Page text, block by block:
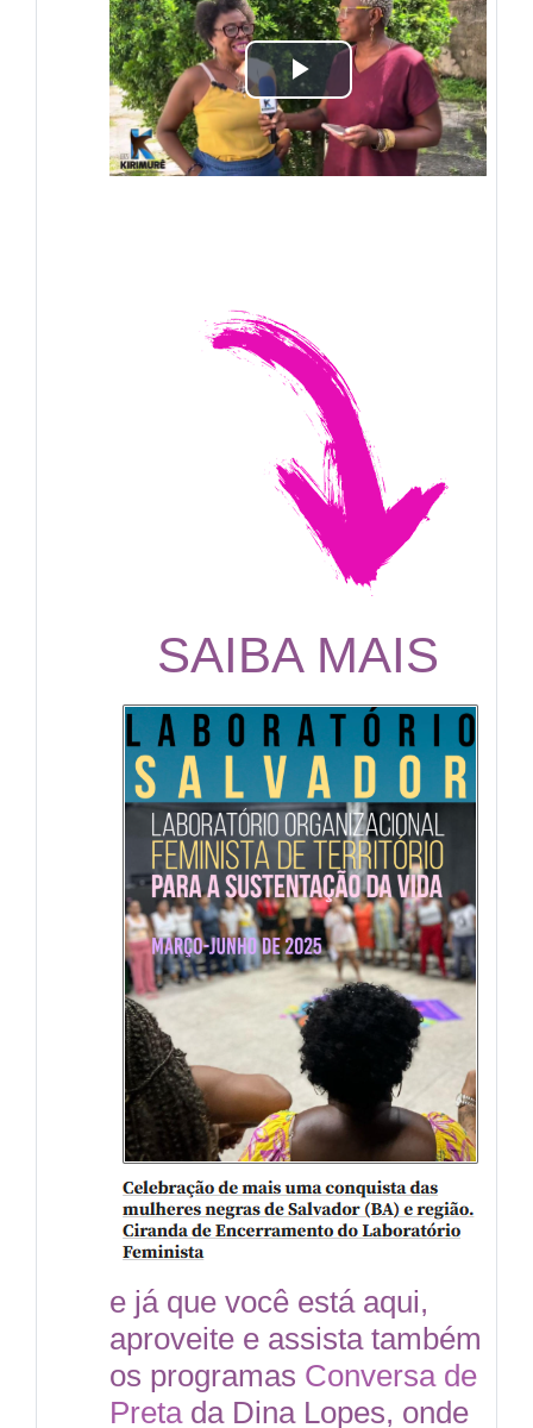
Tocar
Vídeo
SAIBA MAIS
e já que você está aqui,
aproveite e assista também
os programas Conversa de
Preta da Dina Lopes, onde